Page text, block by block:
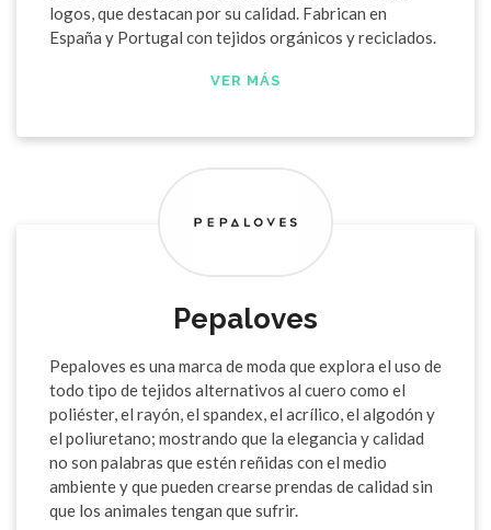
logos, que destacan por su calidad. Fabrican en
España y Portugal con tejidos orgánicos y reciclados.
VER MÁS
Pepaloves
Pepaloves es una marca de moda que explora el uso de
todo tipo de tejidos alternativos al cuero como el
poliéster, el rayón, el spandex, el acrílico, el algodón y
el poliuretano; mostrando que la elegancia y calidad
no son palabras que estén reñidas con el medio
ambiente y que pueden crearse prendas de calidad sin
que los animales tengan que sufrir.